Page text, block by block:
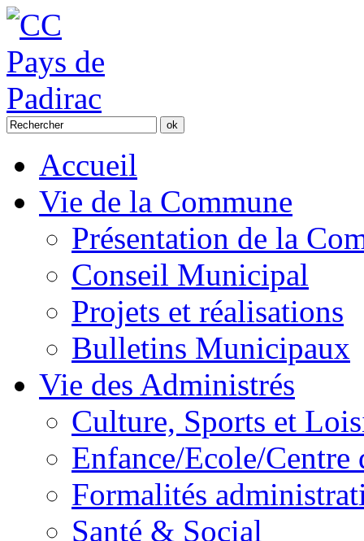
Accueil
Vie de la Commune
Présentation de la
Conseil Municipal
Projets et réalisations
Bulletins Municipaux
Vie des Administrés
Culture, Sports et
Enfance/Ecole/Centre
Formalités
Santé & Social